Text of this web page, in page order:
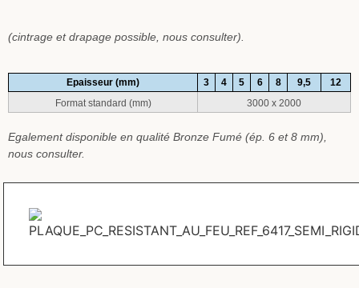
(cintrage et drapage possible, nous consulter).
Epaisseur (mm) 3 4 5 6 8 9,5
12
Format standard (mm)
3000 x 2000
Egalement disponible en qualité Bronze Fumé (ép. 6 et 8 mm),
nous consulter.